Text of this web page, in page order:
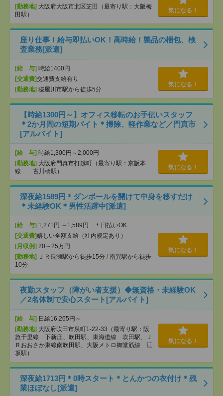
[勤務地] 大阪府大阪市北区芝田（最寄り駅：大阪梅
田駅）
気になる！
座り仕事！給与即払いOK！高時給！製品の梱包、検
査業務[派遣]
[給 与] 時給1400円
[交通費]交通費支給有り
[勤務地] 寝屋川市駅から徒歩5分
気になる！
【時給1300円～】オフィス移転のお手伝いスタッフ
＊2か月間の短期バイト＊掃除、軽作業など／門真市
[アルバイト]
[給 与] 時給1,300円～2,000円
[勤務地] 大阪府門真市打越町（最寄り駅：京阪本
線 古川橋駅）
気になる！
深夜給1589円＊ダンボールを開けて中身を移すだけ
＊未経験OK＊男性活躍中[派遣]
[給 与] 1,271円 ～1,589円 ＊日払いOK
[交通費]嬉しい全額支給（社内規定あり）
[月収例] 20～25万円
[勤務地]
ＪＲ長瀬駅から徒歩15分 / 南巽駅から徒歩
10分
気になる！
夜勤スタッフ（障がい者支援）◆無資格・未経験OK
／2名体制で安心スタート[アルバイト]
[給 与] 日給16,265円～
[勤務地] 大阪府吹田市泉町1-22-33（最寄り駅：阪
急千里線 下新庄、吹田駅、東海道線 吹田駅、Ｊ
Ｒおおさか東線南吹田駅、大阪メトロ御堂筋線 江
坂駅）
気になる！
深夜給1713円＊0時スタート＊とんかつの衣付け＊残
業ほぼなし[派遣]